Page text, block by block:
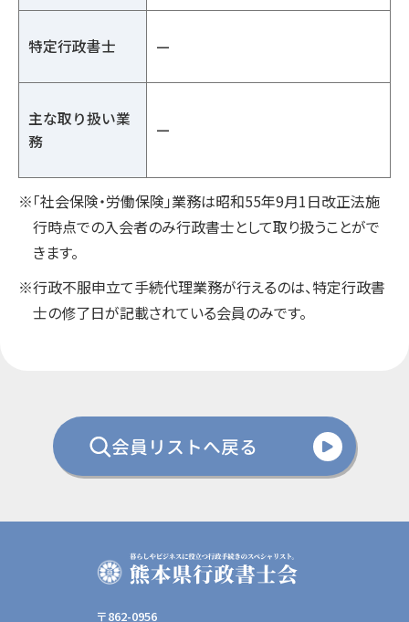
特定行政書士 —
主な取り扱い業
務
—
※「社会保険・労働保険」業務は昭和55年9月1日改正法施
行時点での入会者のみ行政書士として取り扱うことがで
きます。
※行政不服申立て手続代理業務が行えるのは、特定行政書
士の修了日が記載されている会員のみです。
会員リストへ戻る
〒862-0956